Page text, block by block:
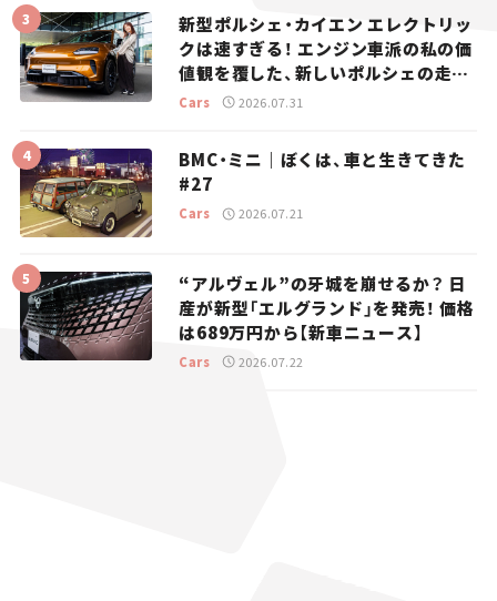
新型ポルシェ・カイエン エレクトリッ
クは速すぎる！ エンジン車派の私の価
値観を覆した、新しいポルシェの走
り。
Cars 2026.07.31
BMC・ミニ｜ぼくは、車と生きてきた
#27
Cars 2026.07.21
“アルヴェル”の牙城を崩せるか？ 日
産が新型「エルグランド」を発売！ 価格
は689万円から【新車ニュース】
Cars 2026.07.22